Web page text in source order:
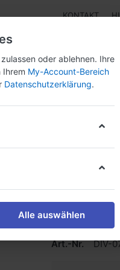
KONTAKT
SEAC
Art.-Nr. DIV-
oder ablehnen. Ihre
Ihrem My-Account-Bereich
Datenschutzerklärung.
Alle auswählen